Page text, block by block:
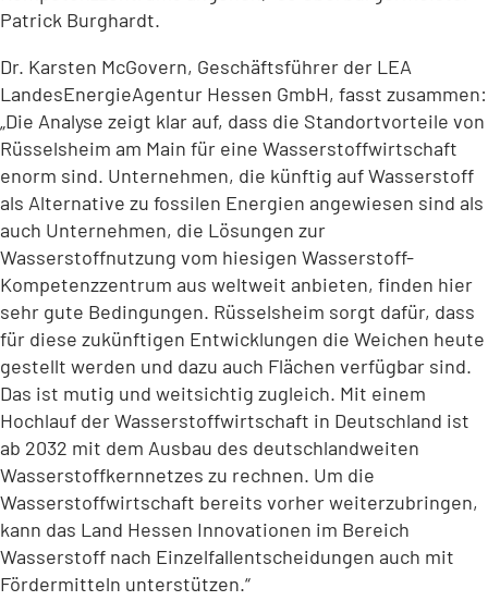
Patrick Burghardt.
Dr. Karsten McGovern, Geschäftsführer der LEA
LandesEnergieAgentur Hessen GmbH, fasst zusammen:
„Die Analyse zeigt klar auf, dass die Standortvorteile von
Rüsselsheim am Main für eine Wasserstoffwirtschaft
enorm sind. Unternehmen, die künftig auf Wasserstoff
als Alternative zu fossilen Energien angewiesen sind als
auch Unternehmen, die Lösungen zur
Wasserstoffnutzung vom hiesigen Wasserstoff-
Kompetenzzentrum aus weltweit anbieten, finden hier
sehr gute Bedingungen. Rüsselsheim sorgt dafür, dass
für diese zukünftigen Entwicklungen die Weichen heute
gestellt werden und dazu auch Flächen verfügbar sind.
Das ist mutig und weitsichtig zugleich. Mit einem
Hochlauf der Wasserstoffwirtschaft in Deutschland ist
ab 2032 mit dem Ausbau des deutschlandweiten
Wasserstoffkernnetzes zu rechnen. Um die
Wasserstoffwirtschaft bereits vorher weiterzubringen,
kann das Land Hessen Innovationen im Bereich
Wasserstoff nach Einzelfallentscheidungen auch mit
Fördermitteln unterstützen.“